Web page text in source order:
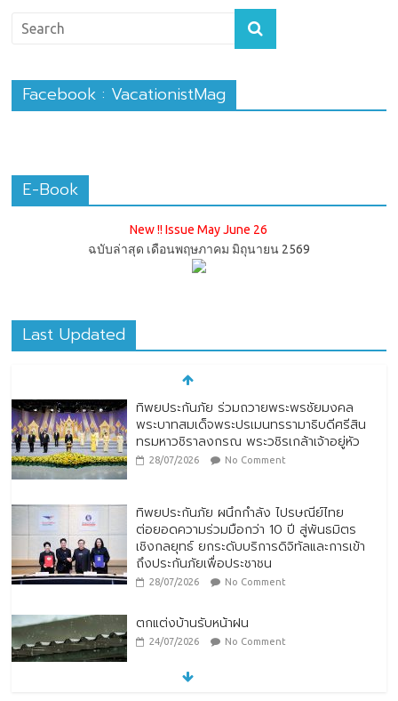
Facebook : VacationistMag
E-Book
New !! Issue May June 26
ฉบับล่าสุด เดือนพฤษภาคม มิถุนายน 2569
Last Updated
ทิพยประกันภัย ร่วมถวายพระพรชัยมงคล
พระบาทสมเด็จพระปรเมนทรรามาธิบดีศรีสิน
ทรมหาวชิราลงกรณ พระวชิรเกล้าเจ้าอยู่หัว
28/07/2026 No Comment
ทิพยประกันภัย ผนึกกำลัง ไปรษณีย์ไทย
ต่อยอดความร่วมมือกว่า 10 ปี สู่พันธมิตร
เชิงกลยุทธ์ ยกระดับบริการดิจิทัลและการเข้า
ถึงประกันภัยเพื่อประชาชน
28/07/2026 No Comment
ตกแต่งบ้านรับหน้าฝน
24/07/2026 No Comment